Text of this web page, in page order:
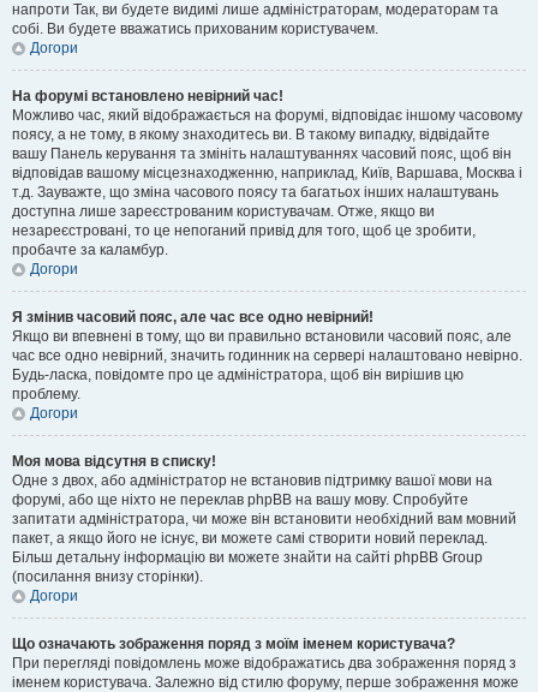
напроти Так, ви будете видимі лише адміністраторам, модераторам та
собі. Ви будете вважатись прихованим користувачем.
Догори
На форумі встановлено невірний час!
Можливо час, який відображається на форумі, відповідає іншому часовому
поясу, а не тому, в якому знаходитесь ви. В такому випадку, відвідайте
вашу Панель керування та змініть налаштуваннях часовий пояс, щоб він
відповідав вашому місцезнаходженню, наприклад, Київ, Варшава, Москва і
т.д. Зауважте, що зміна часового поясу та багатьох інших налаштувань
доступна лише зареєстрованим користувачам. Отже, якщо ви
незареєстровані, то це непоганий привід для того, щоб це зробити,
пробачте за каламбур.
Догори
Я змінив часовий пояс, але час все одно невірний!
Якщо ви впевнені в тому, що ви правильно встановили часовий пояс, але
час все одно невірний, значить годинник на сервері налаштовано невірно.
Будь-ласка, повідомте про це адміністратора, щоб він вирішив цю
проблему.
Догори
Моя мова відсутня в списку!
Одне з двох, або адміністратор не встановив підтримку вашої мови на
форумі, або ще ніхто не переклав phpBB на вашу мову. Спробуйте
запитати адміністратора, чи може він встановити необхідний вам мовний
пакет, а якщо його не існує, ви можете самі створити новий переклад.
Більш детальну інформацію ви можете знайти на сайті phpBB Group
(посилання внизу сторінки).
Догори
Що означають зображення поряд з моїм іменем користувача?
При перегляді повідомлень може відображатись два зображення поряд з
іменем користувача. Залежно від стилю форуму, перше зображення може